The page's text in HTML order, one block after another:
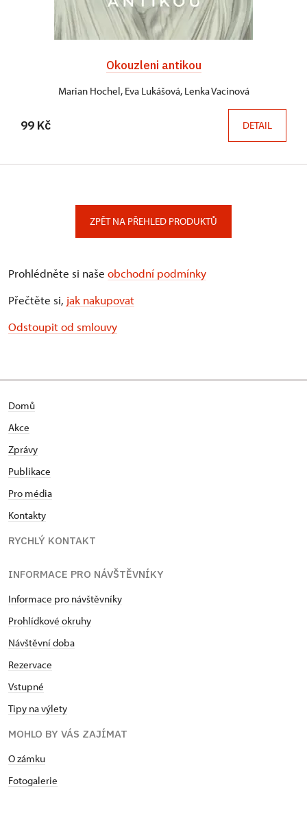
Okouzleni antikou
Marian Hochel, Eva Lukášová, Lenka Vacinová
99 Kč DETAIL
ZPĚT NA PŘEHLED PRODUKTŮ
Prohlédněte si naše obchodní podmínky
Přečtěte si, jak nakupovat
Odstoupit od smlouvy
Domů
Akce
Zprávy
Publikace
Pro média
Kontakty
RYCHLÝ KONTAKT
INFORMACE PRO NÁVŠTĚVNÍKY
Informace pro návštěvníky
Prohlídkové okruhy
Návštěvní doba
Rezervace
Vstupné
Tipy na výlety
MOHLO BY VÁS ZAJÍMAT
O zámku
Fotogalerie